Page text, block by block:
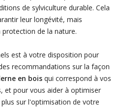
de sylviculture durable. Cela
leur longévité, mais
de la nature.
est à votre disposition pour
recommandations sur la façon
en boisqui correspond à vos
et pour vous aider à optimiser
sur l'optimisation de votre